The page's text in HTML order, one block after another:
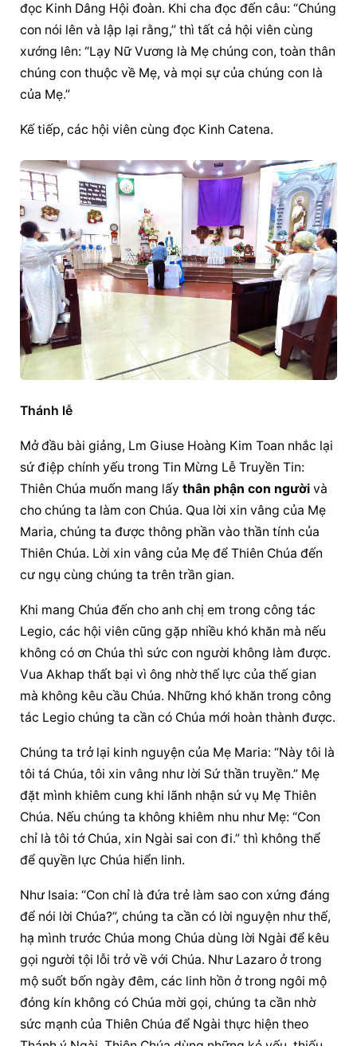
đọc Kinh Dâng Hội đoàn. Khi cha đọc đến câu: “Chúng
con nói lên và lập lại rằng,” thì tất cả hội viên cùng
xướng lên: “Lạy Nữ Vương là Mẹ chúng con, toàn thân
chúng con thuộc về Mẹ, và mọi sự của chúng con là
của Mẹ.”
Kế tiếp, các hội viên cùng đọc Kinh Catena.
Thánh lễ
Mở đầu bài giảng, Lm Giuse Hoàng Kim Toan nhắc lại
sứ điệp chính yếu trong Tin Mừng Lễ Truyền Tin:
Thiên Chúa muốn mang lấy thân phận con người và
cho chúng ta làm con Chúa. Qua lời xin vâng của Mẹ
Maria, chúng ta được thông phần vào thần tính của
Thiên Chúa. Lời xin vâng của Mẹ để Thiên Chúa đến
cư ngụ cùng chúng ta trên trần gian.
Khi mang Chúa đến cho anh chị em trong công tác
Legio, các hội viên cũng gặp nhiều khó khăn mà nếu
không có ơn Chúa thì sức con người không làm được.
Vua Akhap thất bại vì ông nhờ thế lực của thế gian
mà không kêu cầu Chúa. Những khó khăn trong công
tác Legio chúng ta cần có Chúa mới hoàn thành được.
Chúng ta trở lại kinh nguyện của Mẹ Maria: “Này tôi là
tôi tá Chúa, tôi xin vâng như lời Sứ thần truyền.” Mẹ
đặt mình khiêm cung khi lãnh nhận sứ vụ Mẹ Thiên
Chúa. Nếu chúng ta không khiêm nhu như Mẹ: “Con
chỉ là tôi tớ Chúa, xin Ngài sai con đi.” thì không thể
để quyền lực Chúa hiển linh.
Như Isaia: “Con chỉ là đứa trẻ làm sao con xứng đáng
để nói lời Chúa?”, chúng ta cần có lời nguyện như thế,
hạ mình trước Chúa mong Chúa dùng lời Ngài để kêu
gọi người tội lỗi trở về với Chúa. Như Lazaro ở trong
mộ suốt bốn ngày đêm, các linh hồn ở trong ngôi mộ
đóng kín không có Chúa mời gọi, chúng ta cần nhờ
sức mạnh của Thiên Chúa để Ngài thực hiện theo